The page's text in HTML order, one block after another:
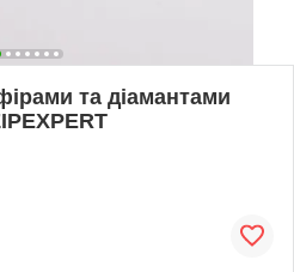
та діамантами